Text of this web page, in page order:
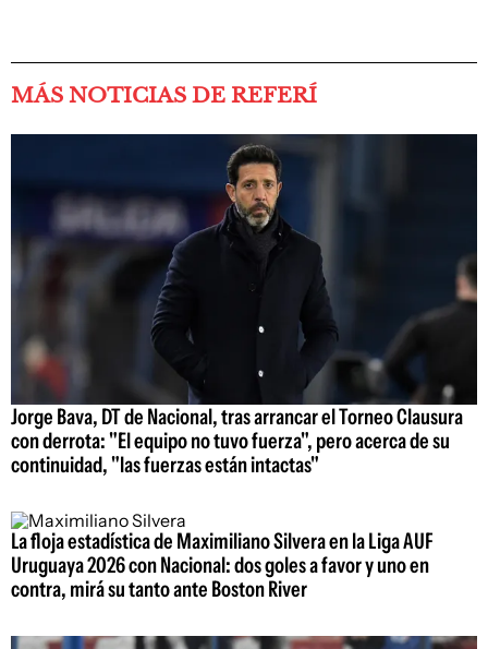
MÁS NOTICIAS DE REFERÍ
Jorge Bava, DT de Nacional, tras arrancar el Torneo Clausura
con derrota: "El equipo no tuvo fuerza", pero acerca de su
continuidad, "las fuerzas están intactas"
La floja estadística de Maximiliano Silvera en la Liga AUF
Uruguaya 2026 con Nacional: dos goles a favor y uno en
contra, mirá su tanto ante Boston River